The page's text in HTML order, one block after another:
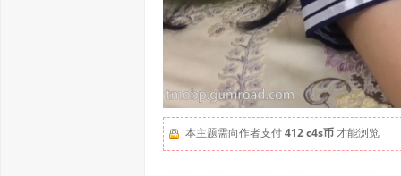
本主题需向作者支付412 c4s币才能浏览